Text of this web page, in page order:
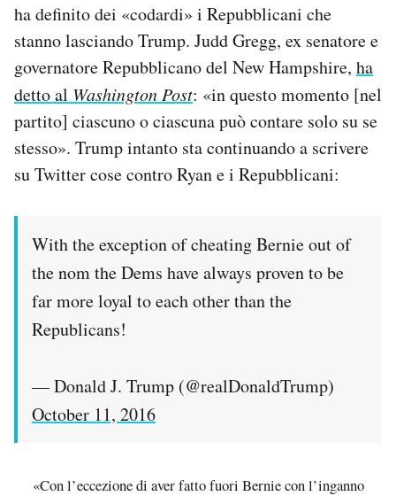
ha definito dei «codardi» i Repubblicani che
stanno lasciando Trump. Judd Gregg, ex senatore e
governatore Repubblicano del New Hampshire, ha
detto al Washington Post: «in questo momento [nel
partito] ciascuno o ciascuna può contare solo su se
stesso». Trump intanto sta continuando a scrivere
su Twitter cose contro Ryan e i Repubblicani:
With the exception of cheating Bernie out of
the nom the Dems have always proven to be
far more loyal to each other than the
Republicans!
— Donald J. Trump (@realDonaldTrump)
October 11, 2016
«Con l’eccezione di aver fatto fuori Bernie con l’inganno